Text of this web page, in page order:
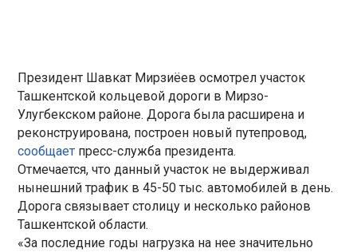
Президент Шавкат Мирзиёев осмотрел участок
Ташкентской кольцевой дороги в Мирзо-
Улугбекском районе. Дорога была расширена и
реконструирована, построен новый путепровод,
сообщает пресс-служба президента.
Отмечается, что данный участок не выдерживал
нынешний трафик в 45-50 тыс. автомобилей в день.
Дорога связывает столицу и несколько районов
Ташкентской области.
«За последние годы нагрузка на нее значительно